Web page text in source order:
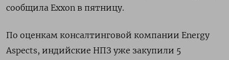
сообщила Exxon в пятницу.
По оценкам консалтинговой компании Energy
Aspects, индийские НПЗ уже закупили 5